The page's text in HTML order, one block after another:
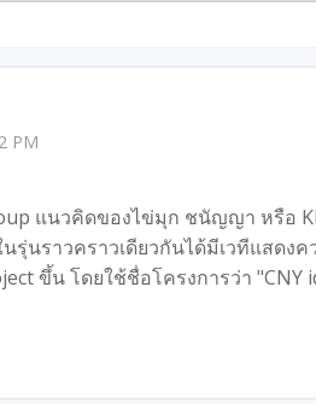
PM
แนวคิดของไข่มุก ชนัญญา หรือ
รุ่นราวคราวเดียวกันได้มีเวทีแสดงค
ขึ้น โดยใช้ชื่อโครงการว่า "CNY